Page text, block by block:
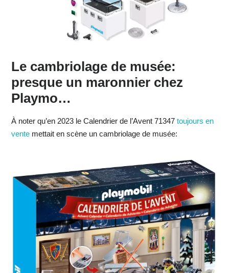
Le cambriolage de musée:
presque un maronnier chez
Playmo…
À noter qu’en 2023 le Calendrier de l’Avent 71347 toujours en
ventemettait en scène un cambriolage de musée: